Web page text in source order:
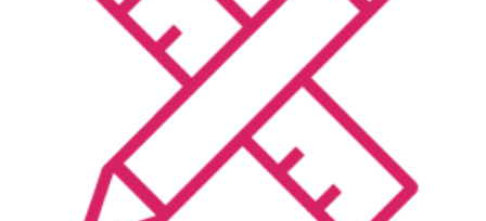
Lifestyle, Sport & Duurzaamheid
Gadgets & Tech
Top 5 van Valerie
Health & Beauty
Huis & Tuin
Nieuws & Media